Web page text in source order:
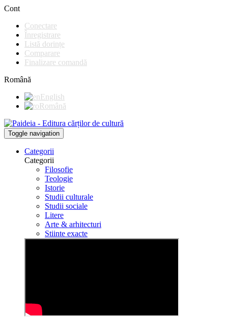
Cont
Conectare
Înregistrare
Listă dorințe
Comparare
Finalizare comandă
Română
English
Română
Toggle navigation
Categorii
Categorii
Filosofie
Teologie
Istorie
Studii culturale
Studii sociale
Litere
Arte & arhitecturi
Stiinte exacte